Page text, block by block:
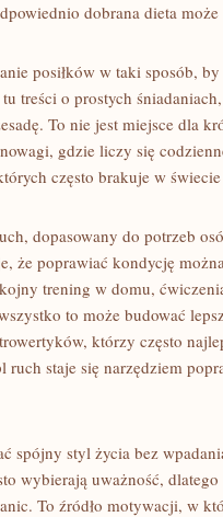
dobrana dieta
posiłków w taki sposób,
treści o prostych
To nie jest miejsce dla
gdzie liczy się
często brakuje w świecie
dopasowany do potrzeb
że poprawiać kondycję
trening w domu,
to może budować
którzy często
ruch staje się narzędziem
spójny styl życia bez
wybierają uważność,
To źródło motywacji, w